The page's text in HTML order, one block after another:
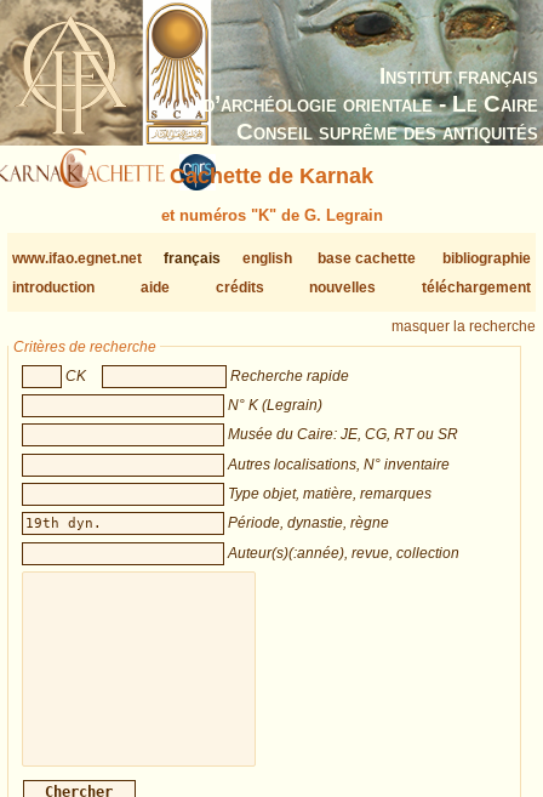
Institut français
d’archéologie orientale - Le Caire
Conseil suprême des antiquités
Cachette de Karnak
et numéros "K" de G. Legrain
www.ifao.egnet.net français english base cachette
bibliographie
introduction
aide crédits nouvelles téléchargement
masquer la recherche
Critères de recherche
CK
Recherche rapide
N° K (Legrain)
Musée du Caire: JE, CG, RT ou SR
Autres localisations, N° inventaire
Type objet, matière, remarques
Période, dynastie, règne
Auteur(s)(:année), revue, collection